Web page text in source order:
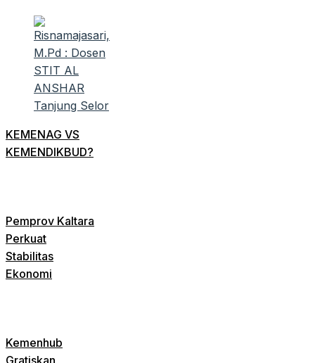
KEMENAG VS
KEMENDIKBUD?
Pemprov Kaltara
Perkuat
Stabilitas
Ekonomi
Kemenhub
Gratiskan